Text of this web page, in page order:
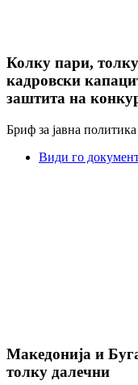
Колку пари,
кадровски
заштита на
Бриф за јавна
Види го
Македонија и
толку далечни